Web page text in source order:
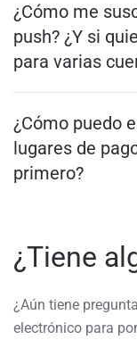
¿Cómo me
push? ¿Y si
para varias
¿Cómo puedo
lugares de
primero?
¿Tiene
¿Aún tiene
electrónico para